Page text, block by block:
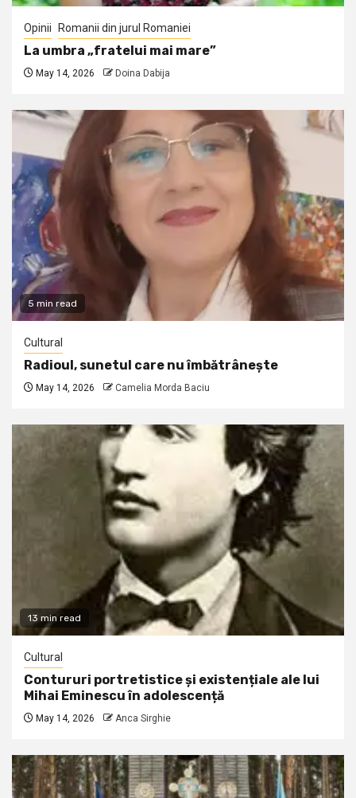
Opinii Romanii din jurul Romaniei
La umbra „fratelui mai mare”
May 14, 2026 Doina Dabija
5 min read
Cultural
Radioul, sunetul care nu îmbătrânește
May 14, 2026 Camelia Morda Baciu
13 min read
Cultural
Contururi portretistice și existențiale ale lui
Mihai Eminescu în adolescență
May 14, 2026 Anca Sirghie